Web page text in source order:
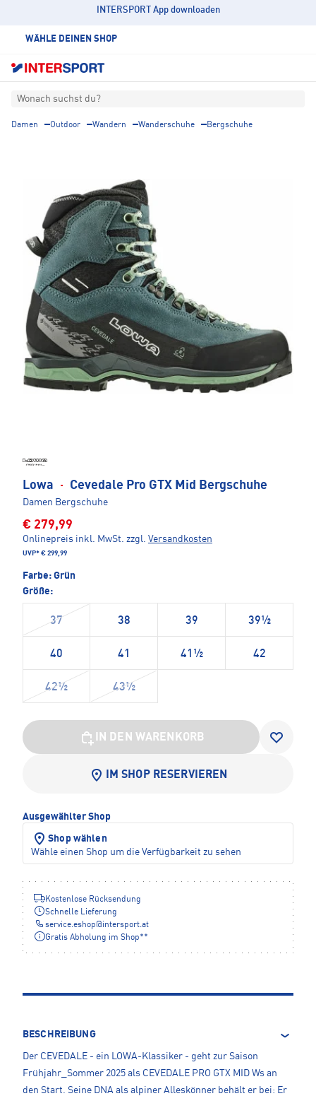
INTERSPORT App downloaden
WÄHLE DEINEN SHOP
Wonach suchst du?
Damen Outdoor Wandern Wanderschuhe Bergschuhe
Lowa · Cevedale Pro GTX Mid Bergschuhe
Damen Bergschuhe
€ 279,99
Onlinepreis inkl. MwSt. zzgl. Versandkosten
UVP* € 299,99
Farbe: Grün
Größe:
37 38 39 39½
40 41 41½ 42
42½ 43½
IN DEN WARENKORB
IM SHOP RESERVIEREN
Ausgewählter Shop
Shop wählen
Wähle einen Shop um die Verfügbarkeit zu sehen
Kostenlose Rücksendung
Schnelle Lieferung
service.eshop@intersport.at
Gratis Abholung im Shop**
BESCHREIBUNG
Der CEVEDALE - ein LOWA-Klassiker - geht zur Saison
Frühjahr_Sommer 2025 als CEVEDALE PRO GTX MID Ws an
den Start. Seine DNA als alpiner Alleskönner behält er bei: Er